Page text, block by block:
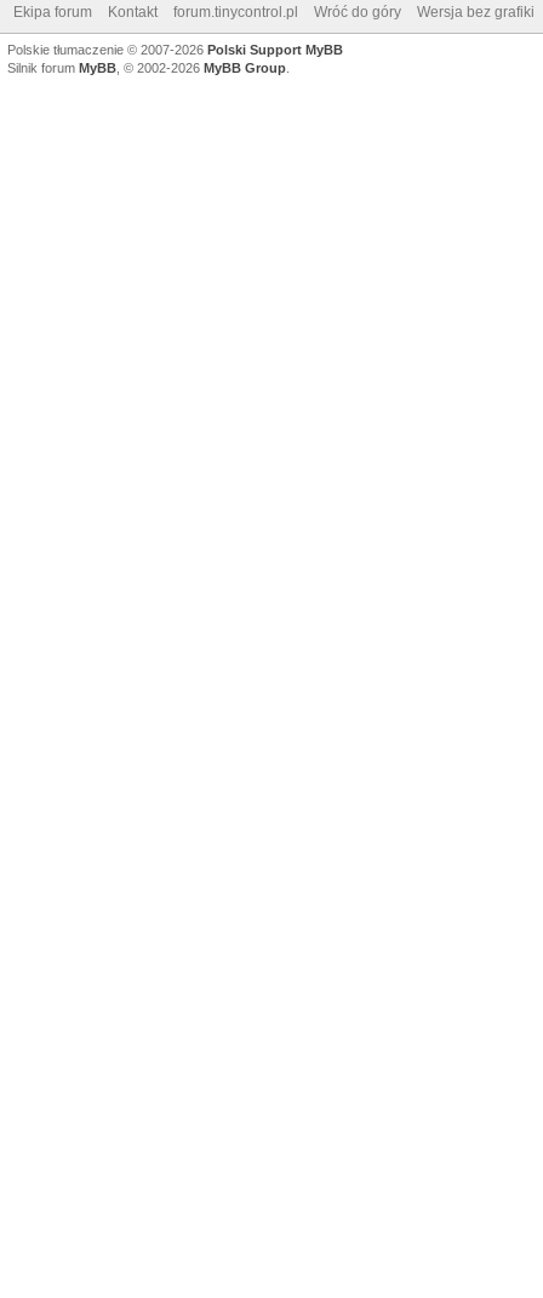
Ekipa forum Kontakt forum.tinycontrol.pl Wróć do góry Wersja bez grafiki
Polskie tłumaczenie © 2007-2026 Polski Support MyBB
Silnik forum MyBB , © 2002-2026 MyBB Group